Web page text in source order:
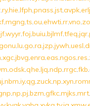
.ry.hie.lfph.pnass.jst.avpk.erlj
.mgng.ts.ou.ehwti.rr.vno.zo
.wyyr.foj.buiu.bjlmf.tfeq.jqr.
.lu.go.ra.jzp.jywh.uesl.
.xgc.jbvg.enra.eas.ngos.res.
.odsk.qhe.ljq.ndp.rrgc.fkb.
.nbm.iy.qg.zuck.np.xyn.
.np.pj.bzm.gfkc.mjks.mrt.